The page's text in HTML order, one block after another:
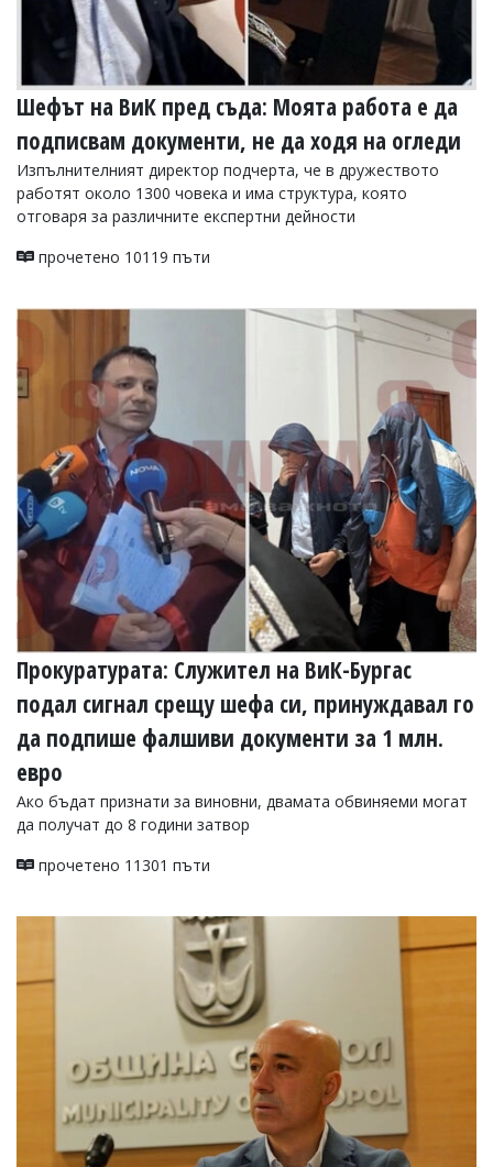
Шефът на ВиК пред съда: Моята работа е да
подписвам документи, не да ходя на огледи
Изпълнителният директор подчерта, че в дружеството
работят около 1300 човека и има структура, която
отговаря за различните експертни дейности
прочетено 10119 пъти
Прокуратурата: Служител на ВиК-Бургас
подал сигнал срещу шефа си, принуждавал го
да подпише фалшиви документи за 1 млн.
евро
Ако бъдат признати за виновни, двамата обвиняеми могат
да получат до 8 години затвор
прочетено 11301 пъти